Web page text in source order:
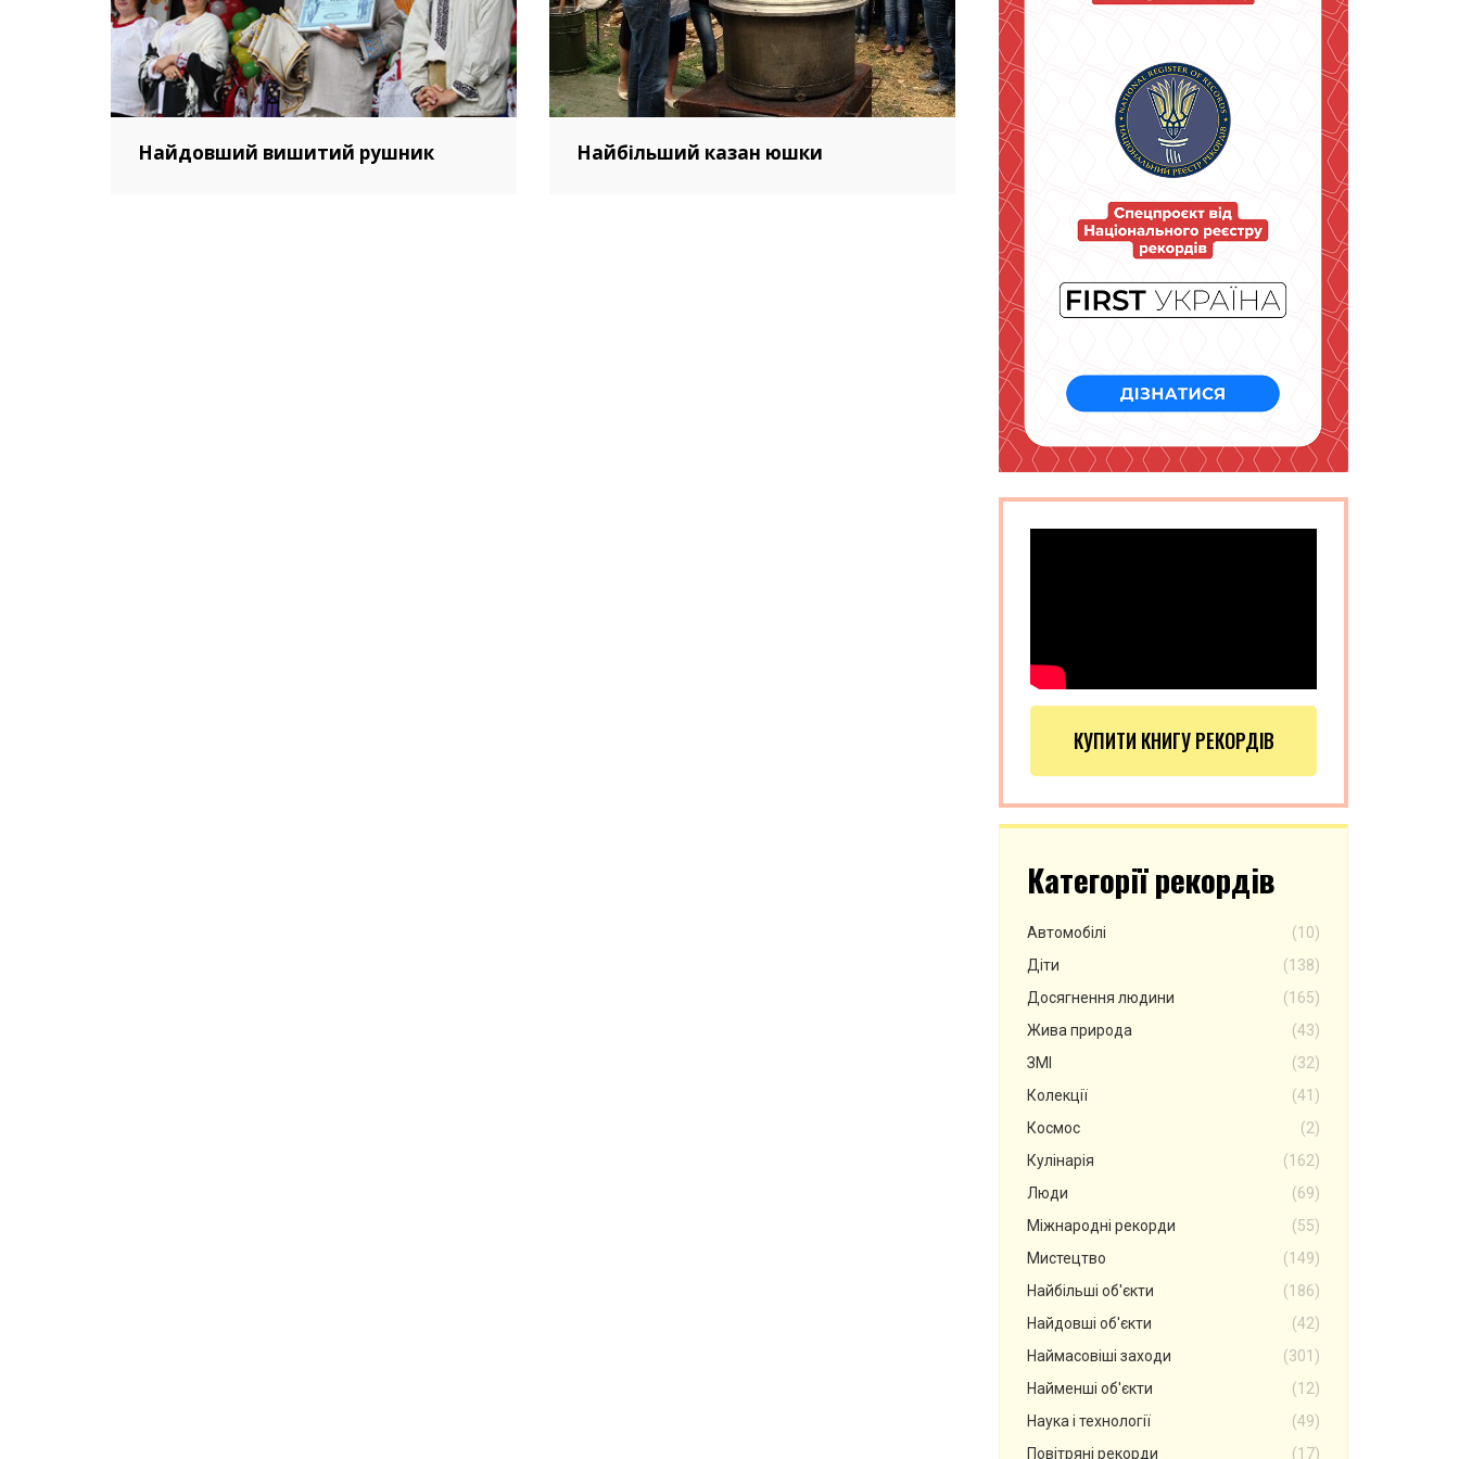
Найдовший вишитий рушник Найбільший казан юшки
КУПИТИ КНИГУ РЕКОРДІВ
Категорії рекордів
Автомобілі
(10)
Діти
(138)
Досягнення людини
(165)
Жива природа
(43)
ЗМІ
(32)
Колекції
(41)
Космос
(2)
Кулінарія
(162)
Люди
(69)
Міжнародні рекорди
(55)
Мистецтво
(149)
Найбільші об'єкти
(186)
Найдовші об'єкти
(42)
Наймасовіші заходи
(301)
Найменші об'єкти
(12)
Наука і технології
(49)
Повітряні рекорди
(17)